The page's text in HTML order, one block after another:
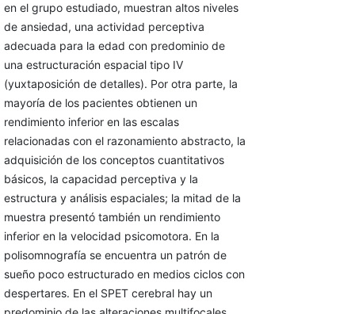
en el grupo estudiado, muestran altos niveles
de ansiedad, una actividad perceptiva
adecuada para la edad con predominio de
una estructuración espacial tipo IV
(yuxtaposición de detalles). Por otra parte, la
mayoría de los pacientes obtienen un
rendimiento inferior en las escalas
relacionadas con el razonamiento abstracto, la
adquisición de los conceptos cuantitativos
básicos, la capacidad perceptiva y la
estructura y análisis espaciales; la mitad de la
muestra presentó también un rendimiento
inferior en la velocidad psicomotora. En la
polisomnografía se encuentra un patrón de
sueño poco estructurado en medios ciclos con
despertares. En el SPET cerebral hay un